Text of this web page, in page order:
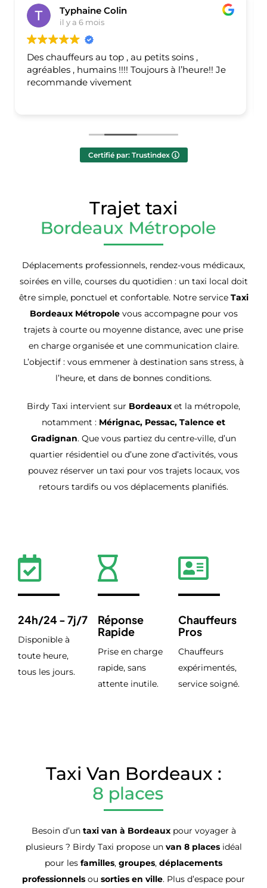
Paulmar
il y a 12 mois
Pris en charge par « Mika »
Ponctuel, très à l’écoute, bienveillant,
agréable. Je recommande !
Certifié par: Trustindex
Trajet taxi
Déplacements professionnels, rendez-vous médicaux,
soirées en ville, courses du quotidien : un taxi local doit
être simple, ponctuel et confortable. Notre service Taxi
Bordeaux Métropolevous accompagne pour vos
trajets à courte ou moyenne distance, avec une prise
en charge organisée et une communication claire.
L’objectif : vous emmener à destination sans stress, à
l’heure, et dans de bonnes conditions.
Birdy Taxi intervient sur Bordeaux et la métropole,
notamment : Mérignac, Pessac, Talence et
Gradignan. Que vous partiez du centre-ville, d’un
quartier résidentiel ou d’une zone d’activités, vous
pouvez réserver un taxi pour vos trajets locaux, vos
retours tardifs ou vos déplacements planifiés.
24h/24 - 7j/7
Disponible à
toute heure,
tous les jours.
Réponse
Rapide
Prise en charge
rapide, sans
attente inutile.
Chauffeurs
Pros
Chauffeurs
expérimentés,
service soigné.
Taxi Van Bordeaux :
Besoin d’un taxi van à Bordeauxpour voyager à
plusieurs ? Birdy Taxi propose un van 8 placesidéal
pour les familles, groupes, déplacements
professionnels ou sorties en ville. Plus d’espace pour